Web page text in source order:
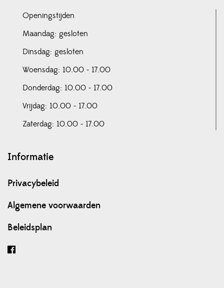
Openingstijden
Maandag: gesloten
Dinsdag: gesloten
Woensdag: 10.00 - 17.00
Donderdag: 10.00 - 17.00
Vrijdag: 10.00 - 17.00
Zaterdag: 10.00 - 17.00
Informatie
Privacybeleid
Algemene voorwaarden
Beleidsplan